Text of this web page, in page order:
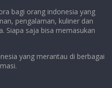
bagi orang indonesia yang
pengalaman, kuliner dan
Siapa saja bisa memasukan
yang merantau di berbagai